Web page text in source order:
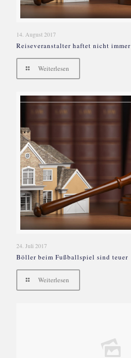
14. August 2017
Reiseveranstalter haftet nicht immer
Weiterlesen
24. Juli 2017
Böller beim Fußballspiel sind teuer
Weiterlesen